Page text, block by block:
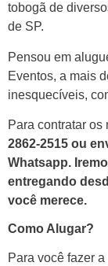
tobogã de
de SP.
Pensou em
Eventos, a mais
inesquecíveis,
Para contratar
2862-2515 ou
Whatsapp.
entregando
você merece.
Como Alugar?
Para você fazer